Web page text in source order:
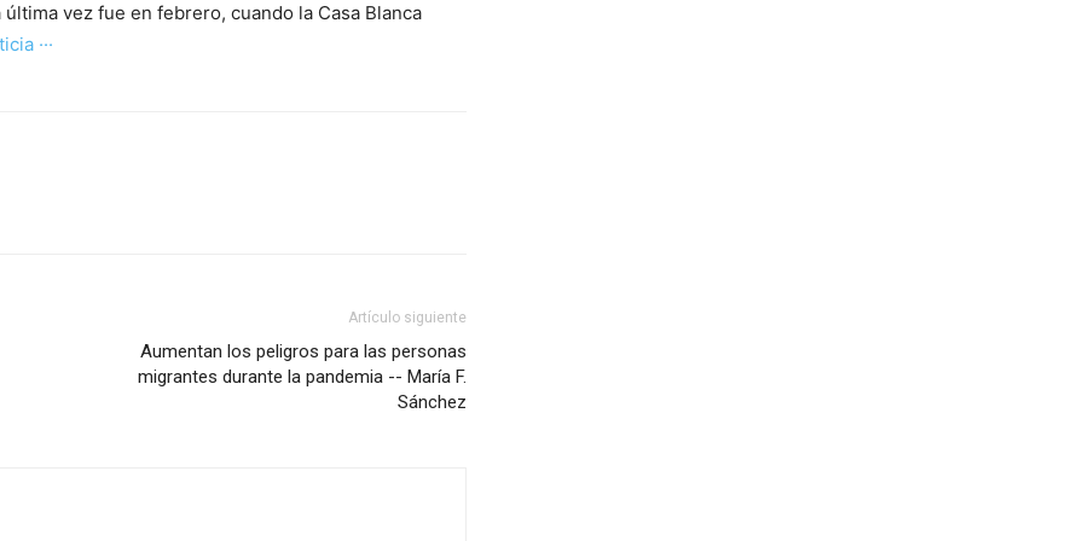
vez fue en febrero, cuando la Casa Blanca
···
Artículo siguiente
Aumentan los peligros para las personas
migrantes durante la pandemia -- María F.
Sánchez